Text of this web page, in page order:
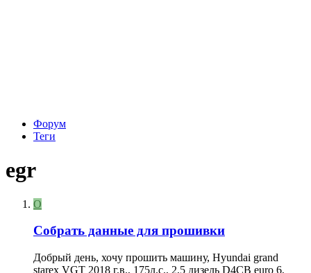
Форум
Теги
egr
O
Собрать данные для прошивки
Добрый день, хочу прошить машину, Hyundai grand
starex VGT 2018 г.в., 175л.с., 2,5 дизель D4CB euro 6,